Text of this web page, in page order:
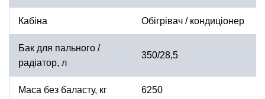
Кабіна Обігрівач / кондиціонер
Бак для пального /
радіатор, л
350/28,5
Маса без баласту, кг 6250